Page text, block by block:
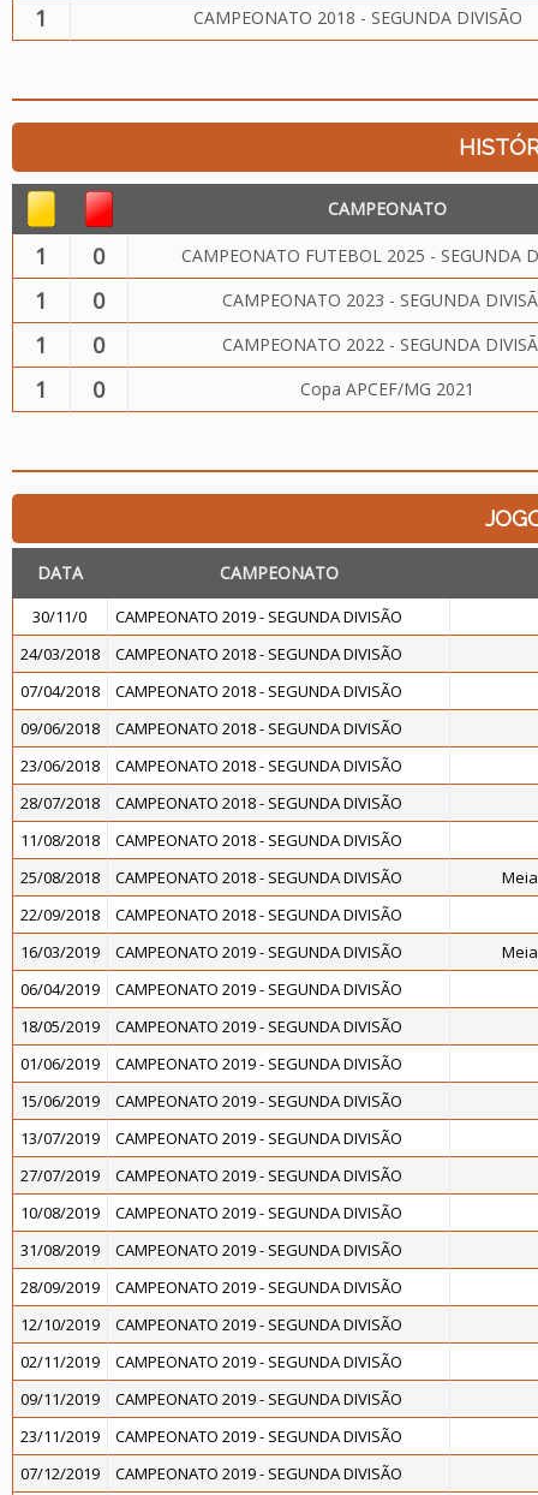
1 CAMPEONATO 2018 - SEGUNDA DIVISÃO
CAMPEONATO
1 0 CAMPEONATO FUTEBOL 2025 - SEGUNDA
1 0 CAMPEONATO 2023 - SEGUNDA
1 0 CAMPEONATO 2022 - SEGUNDA
1 0 Copa APCEF/MG 2021
DATA CAMPEONATO
30/11/0
CAMPEONATO 2019 - SEGUNDA DIVISÃO
24/03/2018
CAMPEONATO 2018 - SEGUNDA DIVISÃO
07/04/2018
CAMPEONATO 2018 - SEGUNDA DIVISÃO
09/06/2018
CAMPEONATO 2018 - SEGUNDA DIVISÃO
23/06/2018
CAMPEONATO 2018 - SEGUNDA DIVISÃO
28/07/2018
CAMPEONATO 2018 - SEGUNDA DIVISÃO
11/08/2018
CAMPEONATO 2018 - SEGUNDA DIVISÃO
25/08/2018
CAMPEONATO 2018 - SEGUNDA DIVISÃO
22/09/2018
CAMPEONATO 2018 - SEGUNDA DIVISÃO
16/03/2019
CAMPEONATO 2019 - SEGUNDA DIVISÃO
06/04/2019
CAMPEONATO 2019 - SEGUNDA DIVISÃO
18/05/2019
CAMPEONATO 2019 - SEGUNDA DIVISÃO
01/06/2019
CAMPEONATO 2019 - SEGUNDA DIVISÃO
15/06/2019
CAMPEONATO 2019 - SEGUNDA DIVISÃO
13/07/2019
CAMPEONATO 2019 - SEGUNDA DIVISÃO
27/07/2019
CAMPEONATO 2019 - SEGUNDA DIVISÃO
10/08/2019
CAMPEONATO 2019 - SEGUNDA DIVISÃO
31/08/2019
CAMPEONATO 2019 - SEGUNDA DIVISÃO
28/09/2019
CAMPEONATO 2019 - SEGUNDA DIVISÃO
12/10/2019
CAMPEONATO 2019 - SEGUNDA DIVISÃO
02/11/2019
CAMPEONATO 2019 - SEGUNDA DIVISÃO
09/11/2019
CAMPEONATO 2019 - SEGUNDA DIVISÃO
23/11/2019
CAMPEONATO 2019 - SEGUNDA DIVISÃO
07/12/2019
CAMPEONATO 2019 - SEGUNDA DIVISÃO